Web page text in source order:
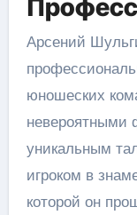
Арсений
юношеских
невероятными
уникальным
игроком в
которой он